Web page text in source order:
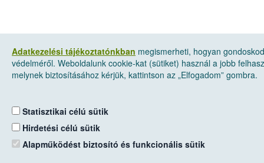
Adatkezelési tájékoztatónkban megismerheti, hogyan
védelméről. Weboldalunk cookie-kat (sütiket) használ a jobb
melynek biztosításához kérjük, kattintson az „Elfogadom” gombra.
Statisztikai célú sütik
Hirdetési célú sütik
Alapműködést biztosító és funkcionális sütik